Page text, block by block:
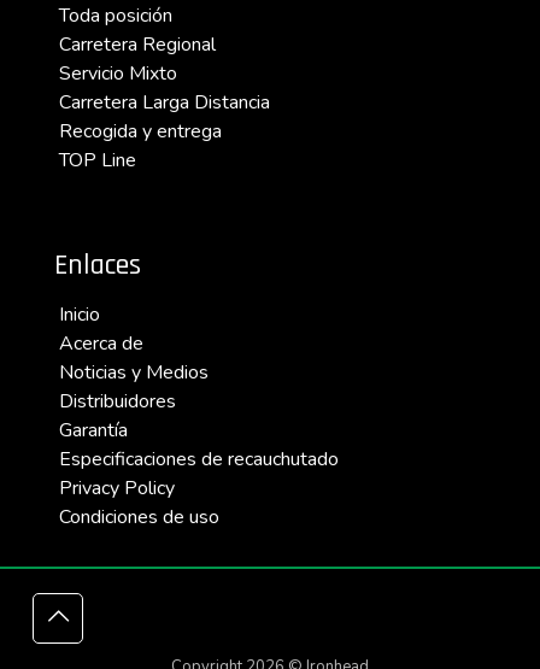
Toda posición
Carretera Regional
Servicio Mixto
Carretera Larga Distancia
Recogida y entrega
TOP Line
Enlaces
Inicio
Acerca de
Noticias y Medios
Distribuidores
Garantía
Especificaciones de recauchutado
Privacy Policy
Condiciones de uso